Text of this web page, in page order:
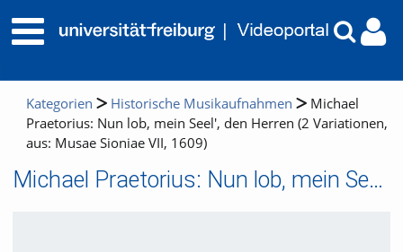
Kategorien Historische Musikaufnahmen
Michael
Praetorius: Nun lob, mein Seel', den Herren (2 Variationen,
aus: Musae Sioniae VII, 1609)
Michael Praetorius: Nun lob, mein Seel', den Herren (2 Variationen, aus: Musae Sioniae VII, 1609)